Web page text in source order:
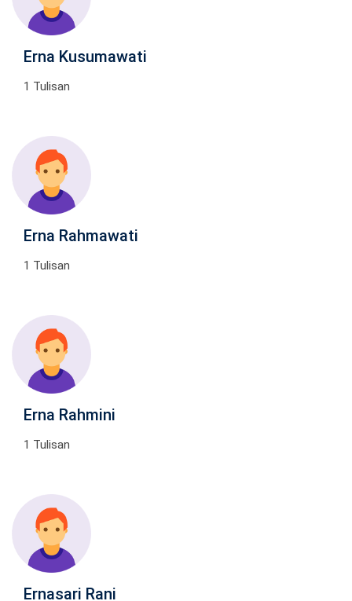
Erna Kusumawati
1 Tulisan
Erna Rahmawati
1 Tulisan
Erna Rahmini
1 Tulisan
Ernasari Rani